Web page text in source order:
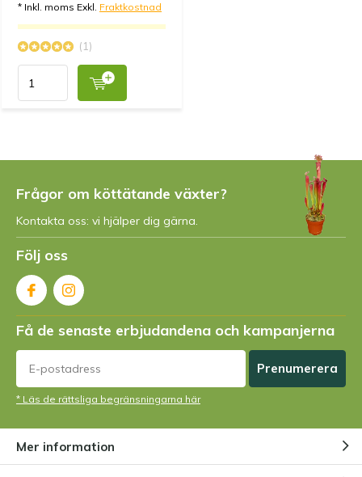
* Inkl. moms Exkl. Fraktkostnad
(1)
Frågor om köttätande växter?
Kontakta oss: vi hjälper dig gärna.
Följ oss
Få de senaste erbjudandena och kampanjerna
Prenumerera
* Läs de rättsliga begränsningarna här
Mer information